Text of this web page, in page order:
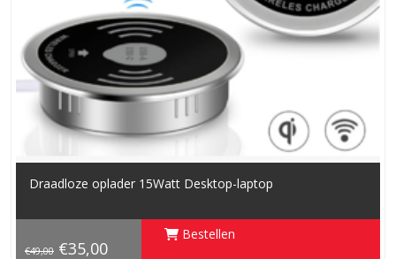
Draadloze oplader 15Watt Desktop-laptop
€49,00 €35,00
Bestellen